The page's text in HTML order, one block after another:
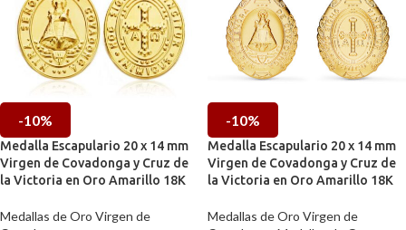
-10%
Medalla Escapulario 20 x 14 mm
Virgen de Covadonga y Cruz de
la Victoria en Oro Amarillo 18K
Medallas de Oro Virgen de
-10%
Medalla Escapulario 20 x 14 mm
Virgen de Covadonga y Cruz de
la Victoria en Oro Amarillo 18K
Medallas de Oro Virgen de